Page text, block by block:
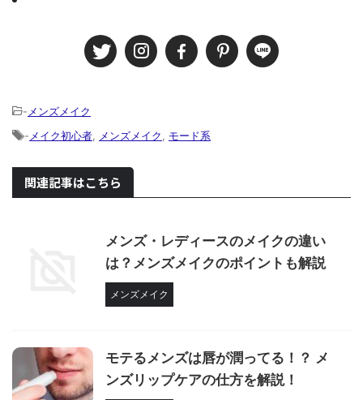
-メンズメイク
-メイク初心者, メンズメイク, モード系
関連記事はこちら
メンズ・レディースのメイクの違い
は？メンズメイクのポイントも解説
メンズメイク
モテるメンズは唇が潤ってる！？ メ
ンズリップケアの仕方を解説！